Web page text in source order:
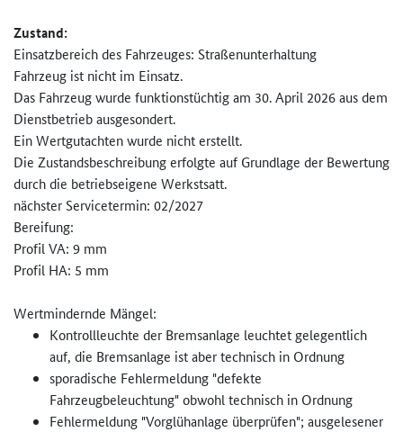
Zustand:
Einsatzbereich des Fahrzeuges: Straßenunterhaltung
Fahrzeug ist nicht im Einsatz.
Das Fahrzeug wurde funktionstüchtig am 30. April 2026 aus dem
Dienstbetrieb ausgesondert.
Ein Wertgutachten wurde nicht erstellt.
Die Zustandsbeschreibung erfolgte auf Grundlage der Bewertung
durch die betriebseigene Werkstsatt.
nächster Servicetermin: 02/2027
Bereifung:
Profil VA: 9 mm
Profil HA: 5 mm
Wertmindernde Mängel:
Kontrollleuchte der Bremsanlage leuchtet gelegentlich
auf, die Bremsanlage ist aber technisch in Ordnung
sporadische Fehlermeldung "defekte
Fahrzeugbeleuchtung" obwohl technisch in Ordnung
Fehlermeldung "Vorglühanlage überprüfen"; ausgelesener